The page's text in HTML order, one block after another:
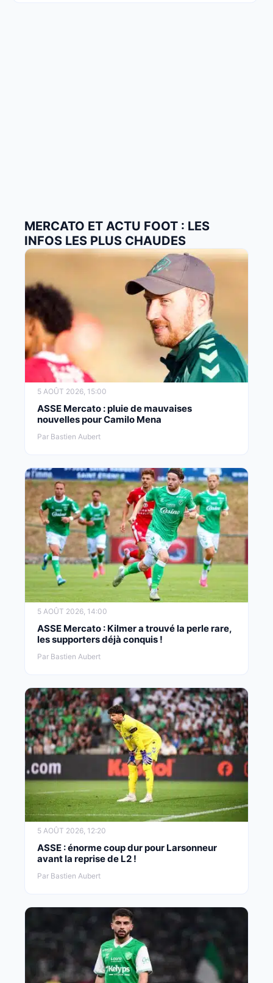
MERCATO ET ACTU FOOT : LES
INFOS LES PLUS CHAUDES
5 AOÛT 2026, 15:00
ASSE Mercato : pluie de mauvaises
nouvelles pour Camilo Mena
Par Bastien Aubert
5 AOÛT 2026, 14:00
ASSE Mercato : Kilmer a trouvé la perle rare,
les supporters déjà conquis !
Par Bastien Aubert
5 AOÛT 2026, 12:20
ASSE : énorme coup dur pour Larsonneur
avant la reprise de L2 !
Par Bastien Aubert